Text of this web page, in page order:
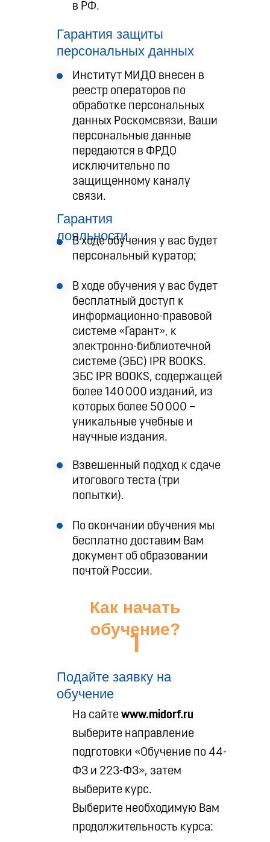
в РФ.
Гарантия защиты
персональных данных
Институт МИДО внесен в
реестр операторов по
обработке персональных
данных Роскомсвязи, Ваши
персональные данные
передаются в ФРДО
исключительно по
защищенному каналу
связи.
Гарантия
лояльности
В ходе обучения у вас будет
персональный куратор;
В ходе обучения у вас будет
бесплатный доступ к
информационно-правовой
системе «Гарант», к
электронно-библиотечной
системе (ЭБС) IPR BOOKS.
ЭБС IPR BOOKS, содержащей
более 140 000 изданий, из
которых более 50 000 –
уникальные учебные и
научные издания.
Взвешенный подход к сдаче
итогового теста (три
попытки).
По окончании обучения мы
бесплатно доставим Вам
документ об образовании
почтой России.
Как начать
обучение?
1
Подайте заявку на
обучение
На сайте www.midorf.ru
выберите направление
подготовки «Обучение по 44-
ФЗ и 223-ФЗ», затем
выберите курс.
Выберите необходимую Вам
продолжительность курса: